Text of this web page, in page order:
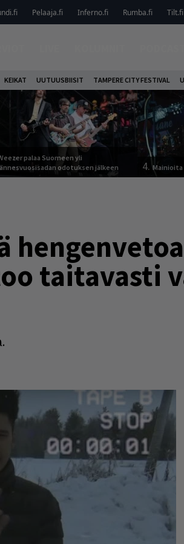
Pelaaja.fi Inferno.fi Rumba.fi Tilt.fi
KEIKAT UUTUUSBIISIT TAMPERE CITY FESTIVAL
palaa Suomeen yli
odotuksen jälkeen
4.
taitavasti